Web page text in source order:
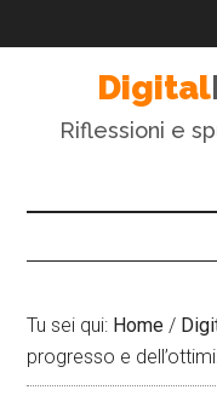
Digital
Riflessioni e
Tu sei qui: Home /
progresso e